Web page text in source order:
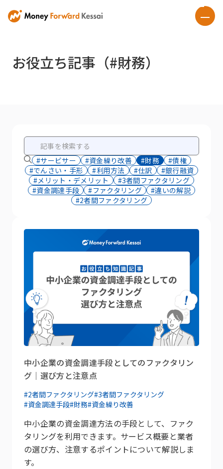
お役立ち記事（#財務）
#サービサー #資金繰り改善 #財務
#債権
#でんさい・手形
#利用方法 #仕訳
#銀行融資
#メリット・デメリット
#3者間ファクタリング
#資金調達手段
#ファクタリング
#違いの解説
#2者間ファクタリング
中小企業の資金調達手段としてのファクタリン
グ｜選び方と注意点
#2者間ファクタリング#3者間ファクタリング
#資金調達手段#財務#資金繰り改善
中小企業の資金調達方法の手段として、ファク
タリングを利用できます。サービス概要と業者
の選び方、注意するポイントについて解説しま
す。